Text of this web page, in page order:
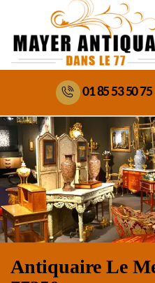
01 85 53 50 75
Antiquaire Le